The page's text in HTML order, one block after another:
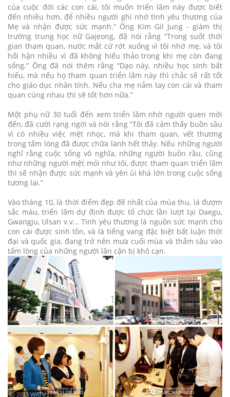
của cuộc đời các con cái, tôi muốn triển lãm này được biết
đến nhiều hơn, để nhiều người ghi nhớ tình yêu thương của
Mẹ và nhận được sức mạnh.” Ông Kim Gil Jung - giám thị
trường trung học nữ Gajeong, đã nói rằng “Trong suốt thời
gian tham quan, nước mắt cứ rớt xuống vì tôi nhớ mẹ, và tôi
hối hận nhiều vì đã không hiếu thảo trong khi mẹ còn đang
sống.” Ông đã nói thêm rằng “Dạo này, nhiều học sinh bất
hiếu, mà nếu họ tham quan triển lãm này thì chắc sẽ rất tốt
cho giáo dục nhân tính. Nếu cha mẹ nắm tay con cái và tham
quan cùng nhau thì sẽ tốt hơn nữa.”
Một phụ nữ 30 tuổi đến xem triển lãm nhờ người quen mời
đến, đã cười rạng ngời và nói rằng “Tôi đã cảm thấy buồn sầu
vì có nhiều việc mệt nhọc, mà khi tham quan, vết thương
trong tấm lòng đã được chữa lành hết thảy. Nếu những người
nghĩ rằng cuộc sống vô nghĩa, những người buồn rầu, cũng
như những người mệt mỏi như tôi, được tham quan triển lãm
thì sẽ nhận được sức mạnh và yên ủi khá lớn trong cuộc sống
tương lai.”
Vào tháng 10, là thời điểm đẹp đẽ nhất của mùa thu, lá đượm
sắc màu, triển lãm dự định được tổ chức lần lượt tại Daegu,
Gwangju, Ulsan v.v... Tình yêu thương là nguồn sức mạnh cho
con cái được sinh tồn, và là tiếng vang đặc biệt bất luận thời
đại và quốc gia, đang trở nên mưa cuối mùa và thấm sâu vào
tấm lòng của những người lân cận bị khô cạn.
ⓒ 2013 WATV